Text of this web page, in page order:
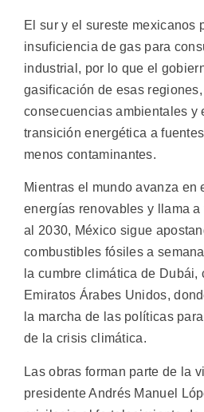
El sur y el sureste mexicanos
insuficiencia de gas para
industrial, por lo que el
gasificación de esas
consecuencias ambientales y
transición energética a fuentes
menos contaminantes.
Mientras el mundo avanza en
energías renovables y llama
al 2030, México sigue
combustibles fósiles a
la cumbre climática de
Emiratos Árabes Unidos,
la marcha de las políticas
de la crisis climática.
Las obras forman parte de la
presidente Andrés Manuel